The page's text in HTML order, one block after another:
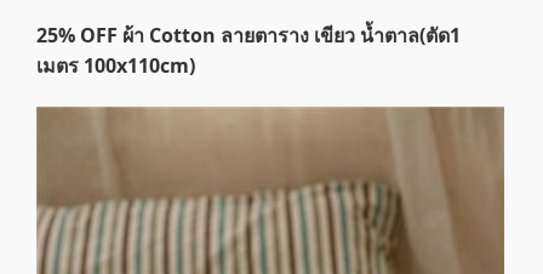
25% OFF ผ้า Cotton ลายตาราง เขียว น้ำตาล(ตัด1
เมตร 100x110cm)